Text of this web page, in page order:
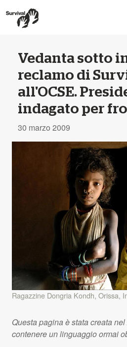
Vedanta sotto
reclamo di
all'OCSE.
indagato per
30 marzo 2009
Ragazzine Dongria Kondh, Orissa,
Questa pagina è stata creata
contenere un linguaggio ormai